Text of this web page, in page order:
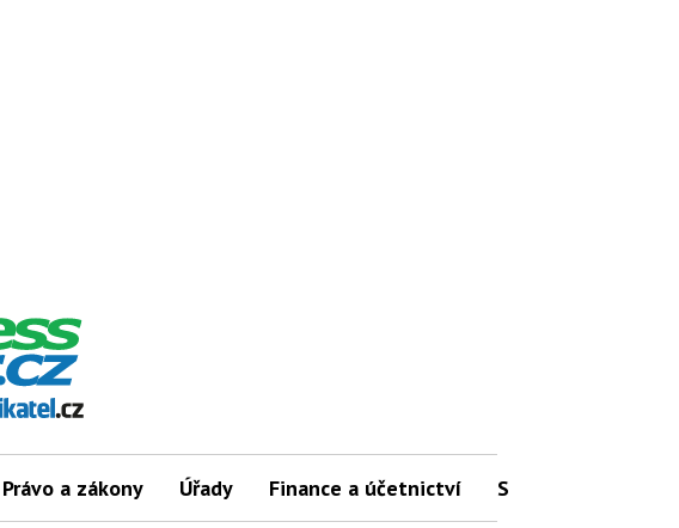
Právo a zákony Úřady Finance a účetnictví Slovníček pojmů